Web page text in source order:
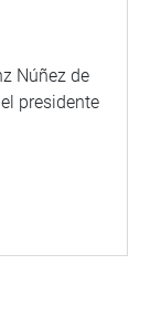
Núñez de
presidente